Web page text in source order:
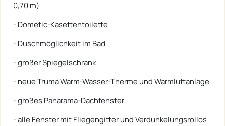
0,70 m)
- Dometic-Kasettentoilette
- Duschmöglichkeit im Bad
- großer Spiegelschrank
- neue Truma Warm-Wasser-Therme und Warmluftanlage
- großes Panarama-Dachfenster
- alle Fenster mit Fliegengitter und Verdunkelungsrollos